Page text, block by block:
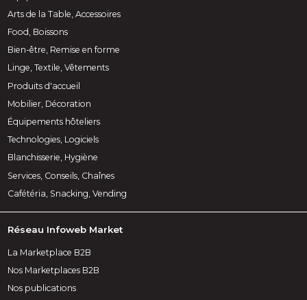
Arts de la Table, Accessoires
Food, Boissons
Bien-être, Remise en forme
Linge, Textile, Vêtements
Produits d'accueil
Mobilier, Décoration
Équipements hôteliers
Technologies, Logiciels
Blanchisserie, Hygiène
Services, Conseils, Chaînes
Cafétéria, Snacking, Vending
Réseau Infoweb Market
La Marketplace B2B
Nos Marketplaces B2B
Nos publications